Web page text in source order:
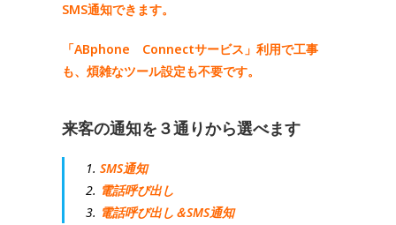
SMS通知できます。
「ABphone Connectサービス」利用で工事
も、煩雑なツール設定も不要です。
来客の通知を３通りから選べます
SMS通知
電話呼び出し
電話呼び出し＆SMS通知